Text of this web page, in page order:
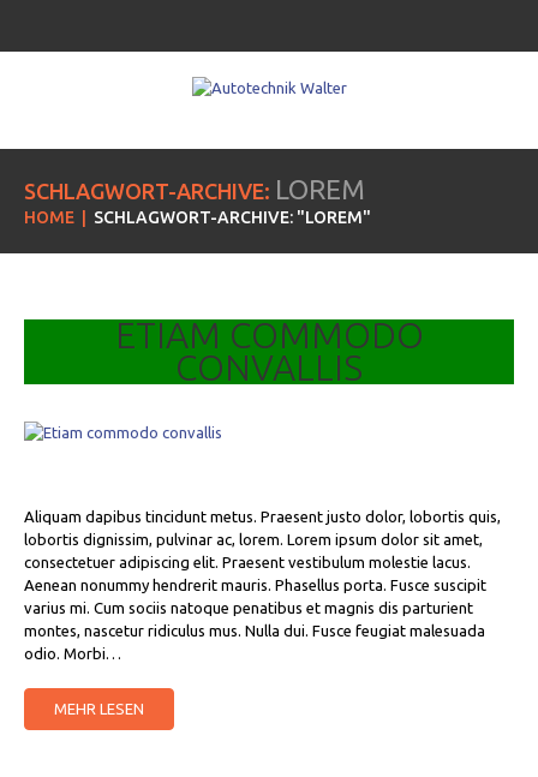
SCHLAGWORT-ARCHIVE: LOREM
HOME SCHLAGWORT-ARCHIVE: "LOREM"
ETIAM COMMODO
CONVALLIS
Aliquam dapibus tincidunt metus. Praesent justo dolor, lobortis quis,
lobortis dignissim, pulvinar ac, lorem. Lorem ipsum dolor sit amet,
consectetuer adipiscing elit. Praesent vestibulum molestie lacus.
Aenean nonummy hendrerit mauris. Phasellus porta. Fusce suscipit
varius mi. Cum sociis natoque penatibus et magnis dis parturient
montes, nascetur ridiculus mus. Nulla dui. Fusce feugiat malesuada
odio. Morbi…
MEHR LESEN